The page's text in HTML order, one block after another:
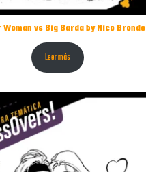
Woman vs Big Barda by Nico Brondo
Leer más